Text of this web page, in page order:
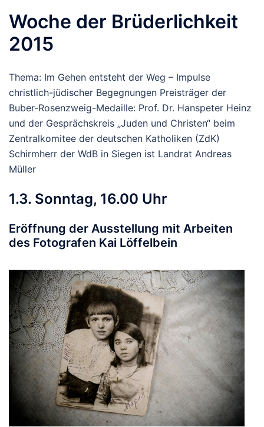
Woche der Brüderlichkeit
2015
Thema: Im Gehen entsteht der Weg – Impulse
christlich-jüdischer Begegnungen Preisträger der
Buber-Rosenzweig-Medaille: Prof. Dr. Hanspeter Heinz
und der Gesprächskreis „Juden und Christen“ beim
Zentralkomitee der deutschen Katholiken (ZdK)
Schirmherr der WdB in Siegen ist Landrat Andreas
Müller
1.3. Sonntag, 16.00 Uhr
Eröffnung der Ausstellung mit Arbeiten
des Fotografen Kai Löffelbein